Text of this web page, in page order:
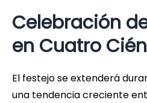
Celebración
en Cuatro
El festejo se extenderá
una tendencia creciente